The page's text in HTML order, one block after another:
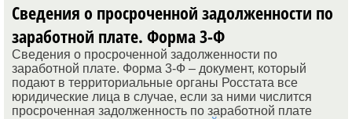
Сведения о просроченной задолженности по
заработной плате. Форма 3-Ф
Сведения о просроченной задолженности по
заработной плате. Форма 3-Ф – документ, который
подают в территориальные органы Росстата все
юридические лица в случае, если за ними числится
просроченная задолженность по заработной плате